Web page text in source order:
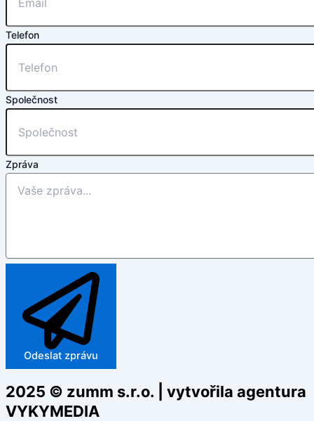
Telefon
Společnost
Zpráva
Odeslat zprávu
2025 © zumm s.r.o. | vytvořila agentura
VYKYMEDIA